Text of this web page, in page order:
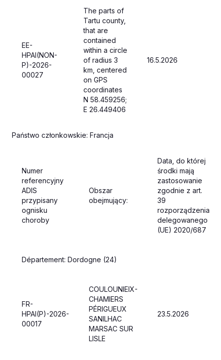
EE-
HPAI(NON-
P)-2026-
00027
The parts of
Tartu county,
that are
contained
within a circle
of radius 3
km, centered
on GPS
coordinates
N 58.459256;
E 26.449406
16.5.2026
Państwo członkowskie: Francja
Numer
referencyjny
ADIS
przypisany
ognisku
choroby
Obszar
obejmujący:
Data, do której
środki mają
zastosowanie
zgodnie z art.
39
rozporządzenia
delegowanego
(UE) 2020/687
Département: Dordogne (24)
FR-
HPAI(P)-2026-
00017
COULOUNIEIX-
CHAMIERS
PÉRIGUEUX
SANILHAC
MARSAC SUR
LISLE
23.5.2026